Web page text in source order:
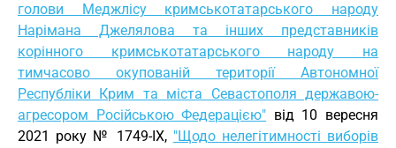
голови Меджлісу кримськотатарського народу
Нарімана Джелялова та інших представників
корінного кримськотатарського народу на
тимчасово окупованій території Автономної
Республіки Крим та міста Севастополя державою-
агресором Російською Федерацією" від 10 вересня
2021 року № 1749-IX, "Щодо нелегітимності виборів